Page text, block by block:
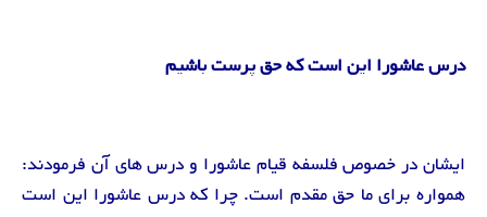
درس عاشورا این است که حق پرست باشیم
ایشان در خصوص فلسفه قیام عاشورا و درس های آن فرمودند:
همواره برای ما حق مقدم است. چرا که درس عاشورا این است